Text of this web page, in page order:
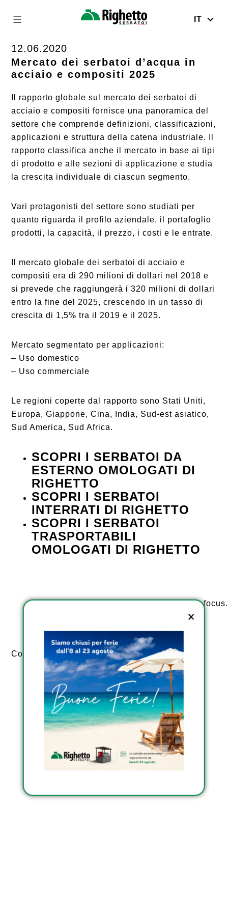
Skip
content
Righetto
IT
12.06.2020
Mercato dei serbatoi d’acqua in
acciaio e compositi 2025
Il rapporto globale sul mercato dei serbatoi di
acciaio e compositi fornisce una panoramica del
settore che comprende definizioni, classificazioni,
applicazioni e struttura della catena industriale. Il
rapporto classifica anche il mercato in base ai tipi
di prodotto e alle sezioni di applicazione e studia
la crescita individuale di ciascun segmento.
Vari protagonisti del settore sono studiati per
quanto riguarda il profilo aziendale, il portafoglio
prodotti, la capacità, il prezzo, i costi e le entrate.
Il mercato globale dei serbatoi di acciaio e
compositi era di 290 milioni di dollari nel 2018 e
si prevede che raggiungerà i 320 milioni di dollari
entro la fine del 2025, crescendo in un tasso di
crescita di 1,5% tra il 2019 e il 2025.
Mercato segmentato per applicazioni:
– Uso domestico
– Uso commerciale
Le regioni coperte dal rapporto sono Stati Uniti,
Europa, Giappone, Cina, India, Sud-est asiatico,
Sud America, Sud Africa.
SCOPRI I SERBATOI DA
ESTERNO OMOLOGATI DI
RIGHETTO
SCOPRI I SERBATOI
INTERRATI DI RIGHETTO
SCOPRI I SERBATOI
TRASPORTABILI
OMOLOGATI DI RIGHETTO
A financial data analysis graph. Selective
Condividi